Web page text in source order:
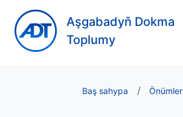
Aşgabadyň Dokma
Toplumy
Baş sahypa Önümler